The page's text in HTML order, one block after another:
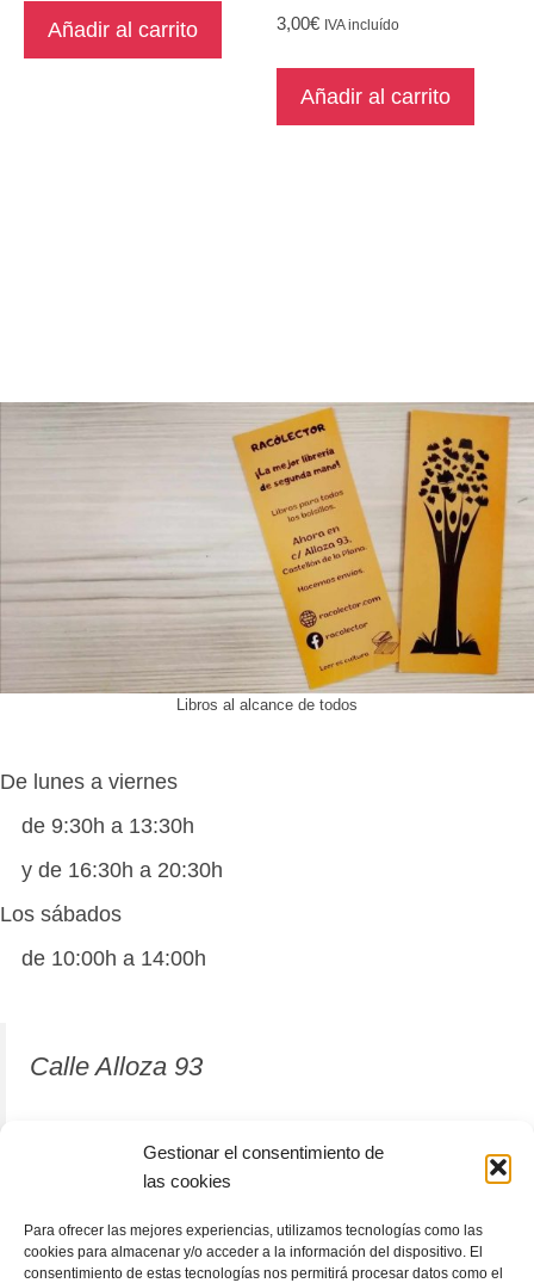
Gestionar el consentimiento de
las cookies
Para ofrecer las mejores experiencias, utilizamos tecnologías como las
cookies para almacenar y/o acceder a la información del dispositivo. El
consentimiento de estas tecnologías nos permitirá procesar datos como el
Añadir al carrito 3,00€ IVA incluído
Añadir al carrito
Libros al alcance de todos
De lunes a viernes
de 9:30h a 13:30h
y de 16:30h a 20:30h
Los sábados
de 10:00h a 14:00h
Calle Alloza 93
12001 Castellón de la Plana
964 81 37 63